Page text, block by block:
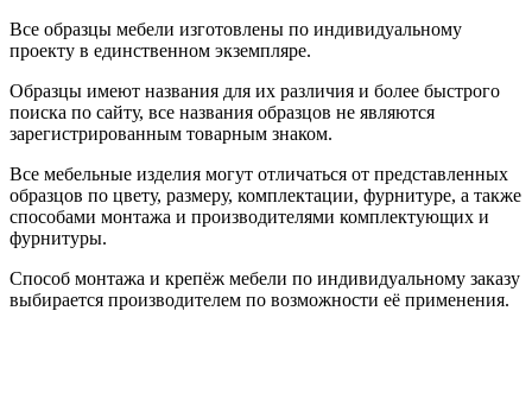
Все образцы мебели изготовлены по индивидуальному
проекту в единственном экземпляре.
Образцы имеют названия для их различия и более быстрого
поиска по сайту, все названия образцов не являются
зарегистрированным товарным знаком.
Все мебельные изделия могут отличаться от представленных
образцов по цвету, размеру, комплектации, фурнитуре, а также
способами монтажа и производителями комплектующих и
фурнитуры.
Способ монтажа и крепёж мебели по индивидуальному заказу
выбирается производителем по возможности её применения.